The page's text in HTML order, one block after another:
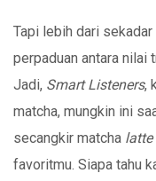
Tapi lebih dari
perpaduan antara nilai
Jadi, Smart Listeners,
matcha, mungkin ini
secangkir matcha latte
favoritmu. Siapa tahu